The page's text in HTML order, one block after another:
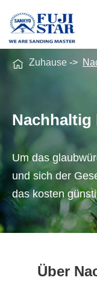
Nachhaltig
Um das
und sich der
das kosten
 Zuhause
Über